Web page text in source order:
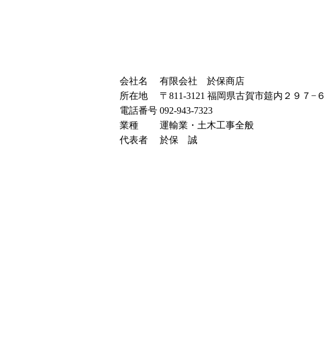
会社名
有限会社 於保商店
所在地
〒811-3121 福岡県古賀市筵内２９７−６
電話番号 092-943-7323
業種
運輸業・土木工事全般
代表者
於保 誠